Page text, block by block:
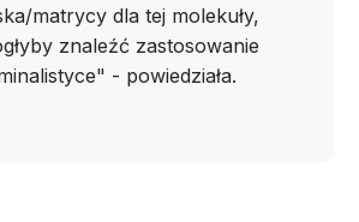
matrycy dla tej molekuły,
znaleźć zastosowanie
- powiedziała.